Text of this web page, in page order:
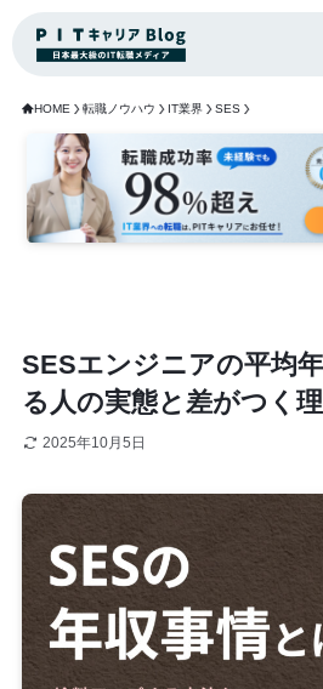
HOME 転職ノウハウ IT業界 SES
SESエンジニアの平均
る人の実態と差がつく
2025年10月5日